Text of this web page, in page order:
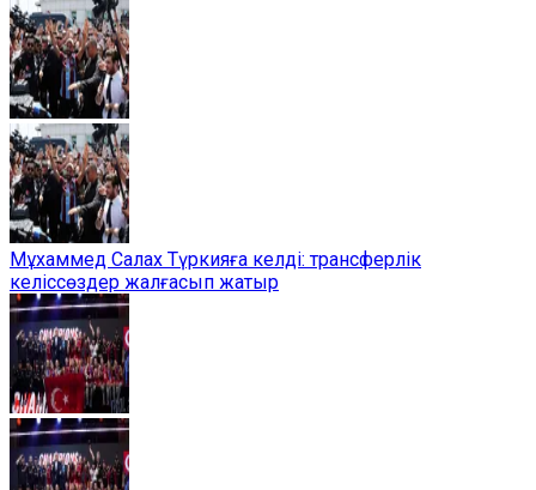
Мұхаммед Салах Түркияға келді: трансферлік
келіссөздер жалғасып жатыр